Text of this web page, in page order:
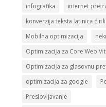
infografika
internet
konverzija teksta latinica
Mobilna optimizacija
Optimizacija za Core Web
Optimizacija za glasovnu
optimizacija za google
Preslovljavanje